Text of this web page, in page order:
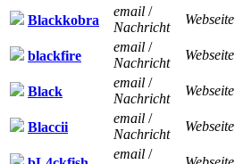
Blackkobra
email /
Nachricht
Webseite
blackfire
email /
Nachricht
Webseite
Black
email /
Nachricht
Webseite
Blaccii
email /
Nachricht
Webseite
email /